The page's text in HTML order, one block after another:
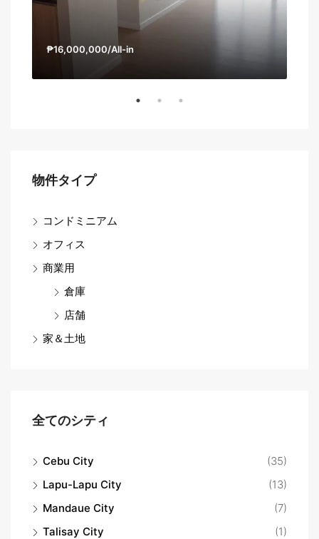
₱16,000,000/All-in
物件タイプ
コンドミニアム
オフィス
商業用
倉庫
店舗
家＆土地
全てのシティ
Cebu City
(35)
Lapu-Lapu City
(13)
Mandaue City
(7)
Talisay City
(1)